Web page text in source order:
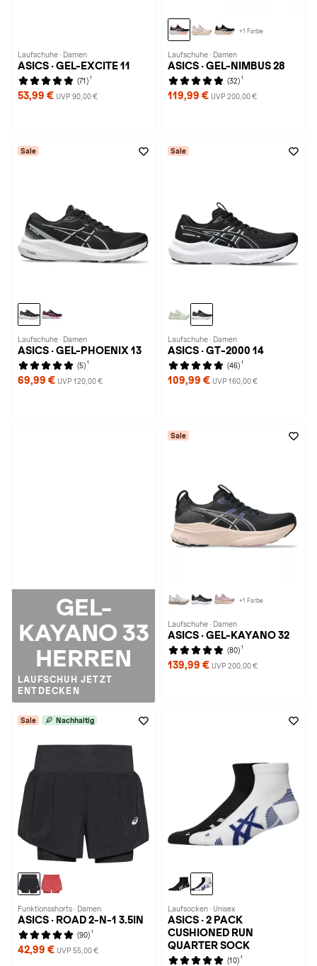
Laufschuhe · Damen
ASICS · GEL-EXCITE 11
(71) 1
53,99 € UVP 90,00 €
+1 Farbe
Laufschuhe · Damen
ASICS · GEL-NIMBUS 28
(32) 1
119,99 € UVP 200,00 €
Sale
Laufschuhe · Damen
ASICS · GEL-PHOENIX 13
(5) 1
69,99 € UVP 120,00 €
Sale
Laufschuhe · Damen
ASICS · GT-2000 14
(46) 1
109,99 € UVP 160,00 €
GEL-
KAYANO 33
HERREN
LAUFSCHUH JETZT
ENTDECKEN
Sale
+1 Farbe
Laufschuhe · Damen
ASICS · GEL-KAYANO 32
(80) 1
139,99 € UVP 200,00 €
Sale Nachhaltig
Funktionsshorts · Damen
ASICS · ROAD 2-N-1 3.5IN
(90) 1
42,99 € UVP 55,00 €
Laufsocken · Unisex
ASICS · 2 PACK
CUSHIONED RUN
QUARTER SOCK
(10) 1